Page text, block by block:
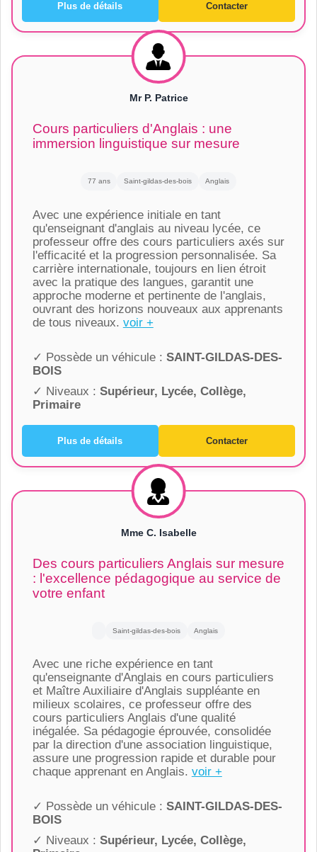
Plus de détails Contacter
Mr P. Patrice
Cours particuliers d'Anglais : une
immersion linguistique sur mesure
77 ans Saint-gildas-des-bois Anglais
Avec une expérience initiale en tant
qu'enseignant d'anglais au niveau lycée, ce
professeur offre des cours particuliers axés sur
l'efficacité et la progression personnalisée. Sa
carrière internationale, toujours en lien étroit
avec la pratique des langues, garantit une
approche moderne et pertinente de l'anglais,
ouvrant des horizons nouveaux aux apprenants
de tous niveaux. voir +
✓ Possède un véhicule : SAINT-GILDAS-DES-
BOIS
✓ Niveaux : Supérieur, Lycée, Collège,
Primaire
Plus de détails Contacter
Mme C. Isabelle
Des cours particuliers Anglais sur mesure
: l'excellence pédagogique au service de
votre enfant
Saint-gildas-des-bois Anglais
Avec une riche expérience en tant
qu'enseignante d'Anglais en cours particuliers
et Maître Auxiliaire d'Anglais suppléante en
milieux scolaires, ce professeur offre des
cours particuliers Anglais d'une qualité
inégalée. Sa pédagogie éprouvée, consolidée
par la direction d'une association linguistique,
assure une progression rapide et durable pour
chaque apprenant en Anglais. voir +
✓ Possède un véhicule : SAINT-GILDAS-DES-
BOIS
✓ Niveaux : Supérieur, Lycée, Collège,